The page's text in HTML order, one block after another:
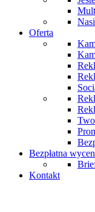
Oferta
Bezpłatna
Kontakt